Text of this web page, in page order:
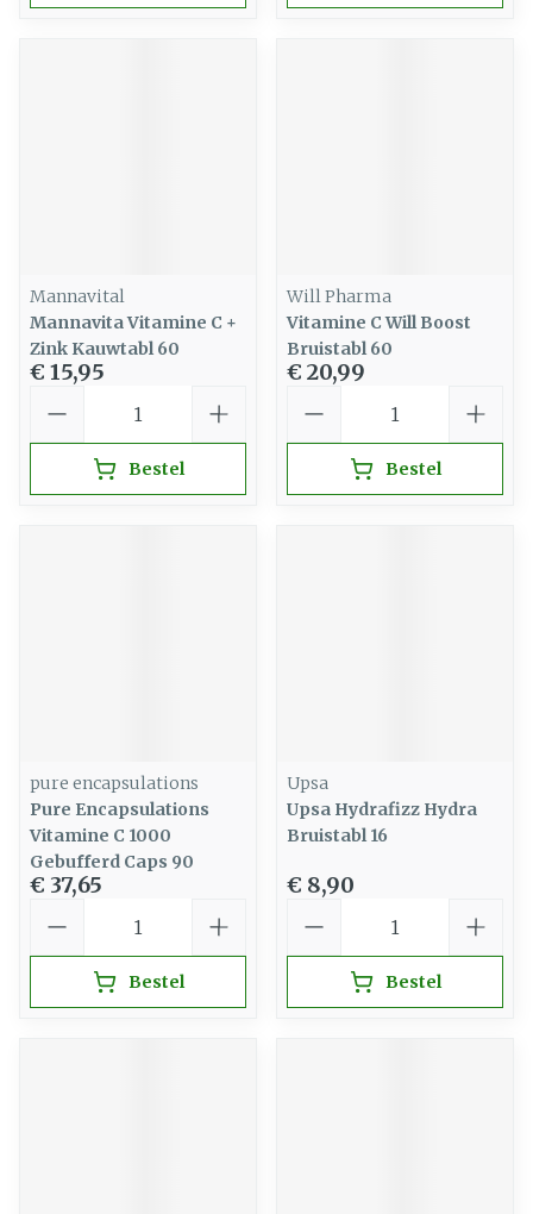
Mannavital
Mannavita Vitamine C +
Zink Kauwtabl 60
€ 15,95
Bestel
Will Pharma
Vitamine C Will Boost
Bruistabl 60
€ 20,99
Bestel
pure encapsulations
Pure Encapsulations
Vitamine C 1000
Gebufferd Caps 90
€ 37,65
Bestel
Upsa
Upsa Hydrafizz Hydra
Bruistabl 16
€ 8,90
Bestel